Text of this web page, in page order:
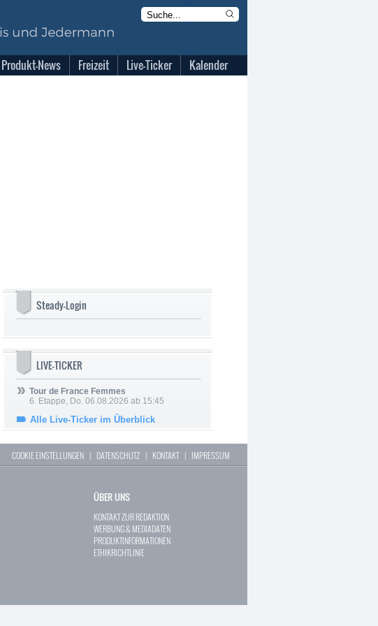
Produkt-News Freizeit Live-Ticker Kalender
Steady-Login
LIVE-TICKER
Tour de France Femmes
6. Etappe, Do. 06.08.2026 ab 15:45
Alle Live-Ticker im Überblick
COOKIE EINSTELLUNGEN | DATENSCHUTZ | KONTAKT| IMPRESSUM
ÜBER UNS
KONTAKT ZUR REDAKTION
WERBUNG & MEDIADATEN
PRODUKTINFORMATIONEN
ETHIKRICHTLINIE